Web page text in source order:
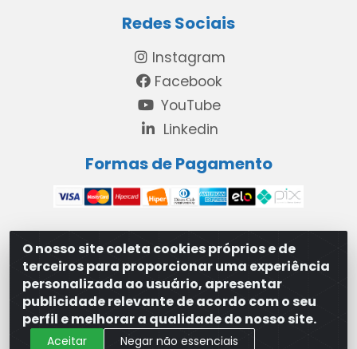
O nosso site coleta cookies próprios e de
terceiros para proporcionar uma experiência
personalizada ao usuário, apresentar
publicidade relevante de acordo com o seu
perfil e melhorar a qualidade do nosso site.
Aceitar Negar não essenciais
Redes Sociais
Instagram
Facebook
YouTube
Linkedin
Formas de Pagamento
MAXXISUPRI COMÉRCIO DE SANEANTES LTDA - Avenida
Antônio Cabral de Souza, 2872 - Maranguape II -
Paulista/PE - CEP 53.421-420 - 31.329.180/0001-83